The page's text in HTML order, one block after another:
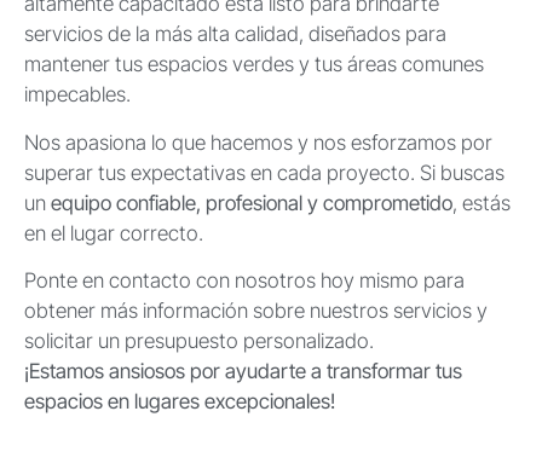
servicios de la más alta calidad, diseñados para
mantener tus espacios verdes y tus áreas comunes
impecables.
Nos apasiona lo que hacemos y nos esforzamos por
superar tus expectativas en cada proyecto. Si buscas
un equipo confiable, profesional y comprometido, estás
en el lugar correcto.
Ponte en contacto con nosotros hoy mismo para
obtener más información sobre nuestros servicios y
solicitar un presupuesto personalizado.
¡Estamos ansiosos por ayudarte a transformar tus
espacios en lugares excepcionales!